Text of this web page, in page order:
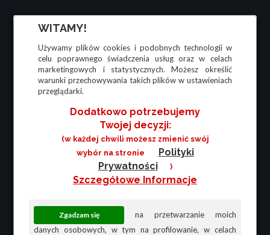
WITAMY!
Używamy plików cookies i podobnych technologii w
celu poprawnego świadczenia usług oraz w celach
marketingowych i statystycznych. Możesz określić
warunki przechowywania takich plików w ustawieniach
przeglądarki.
Dodatkowo potrzebujemy
Twojej decyzji:
(w każdej chwili możesz zmienić swój
wybór na stronie
Polityki
Prywatności
)
Szczegółowe Informacje
na przetwarzanie moich
danych osobowych, w tym na profilowanie, w celach